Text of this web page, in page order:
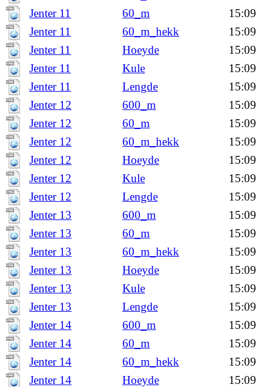
Jenter 11
60_m
15:09
Jenter 11
60_m_hekk
15:09
Jenter 11
Hoeyde
15:09
Jenter 11
Kule
15:09
Jenter 11
Lengde
15:09
Jenter 12
600_m
15:09
Jenter 12
60_m
15:09
Jenter 12
60_m_hekk
15:09
Jenter 12
Hoeyde
15:09
Jenter 12
Kule
15:09
Jenter 12
Lengde
15:09
Jenter 13
600_m
15:09
Jenter 13
60_m
15:09
Jenter 13
60_m_hekk
15:09
Jenter 13
Hoeyde
15:09
Jenter 13
Kule
15:09
Jenter 13
Lengde
15:09
Jenter 14
600_m
15:09
Jenter 14
60_m
15:09
Jenter 14
60_m_hekk
15:09
Jenter 14
Hoeyde
15:09